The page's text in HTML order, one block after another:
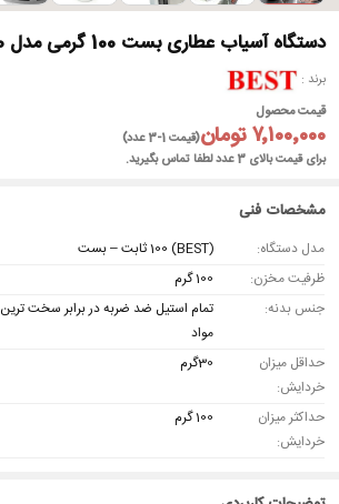
دستگاه آسیاب عطاری بست 100 گرمی مدل BEST 100
برند
قیمت محصول
۷٬۱۰۰٬۰۰۰ تومان
(قیمت 1-3 عدد)
برای قیمت بالای 3 عدد لطفا تماس بگیرید.
مشخصات فنی
مدل دستگاه:
(BEST) 100 ثابت – بست
ظرفیت مخزن:
100 گرم
جنس بدنه:
تمام استیل ضد ضربه در برابر سخت ترین
مواد
حداقل میزان
خردایش:
30گرم
حداکثر میزان
خردایش:
100 گرم